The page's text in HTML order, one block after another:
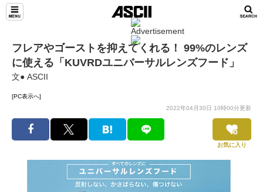
フレアやゴーストを抑えてくれる！ 99%のレンズ
に使える「KUVRDユニバーサルレンズフード」
文● ASCII
[PC表示へ]
2022年04月30日 10時00分更新
お気に入り